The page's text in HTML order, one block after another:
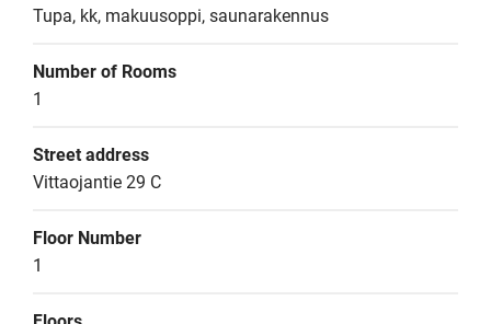
Tupa, kk, makuusoppi, saunarakennus
Number of Rooms
1
Street address
Vittaojantie 29 C
Floor Number
1